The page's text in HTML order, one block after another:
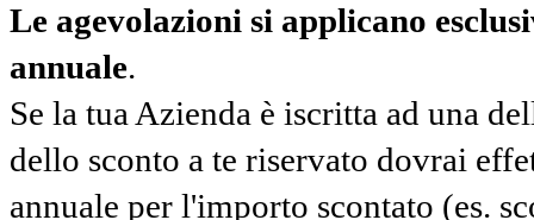
Le agevolazioni si applicano
annuale.
Se la tua Azienda è iscritta ad una
dello sconto a te riservato dovrai
annuale per l'importo scontato (es.